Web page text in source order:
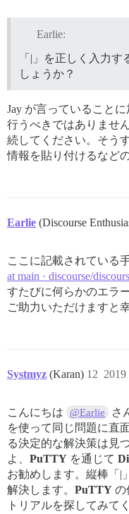
Earlie:
「|」を正しく入力
しょうか？
Jay が言っていること
行うべきではありませ
続してください。そう
情報を貼り付けるなど
Earlie (Discourse
ここに記載されている
at main · discourse/
すたびに何らかのエラ
ご助力いただけますと
Systmyz (Karan) 12
こんにちは @Earlie さ
を使って同じ問題に直
る決定的な解決策は見
よ、 PuTTY を通じて
お勧めします。縦棒「|
解決します。 PuTTY の
トリアルを探してみて